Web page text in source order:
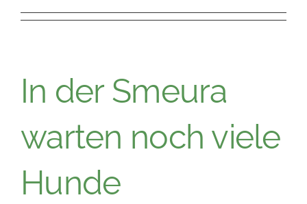
In der Smeura
warten noch viele
Hunde